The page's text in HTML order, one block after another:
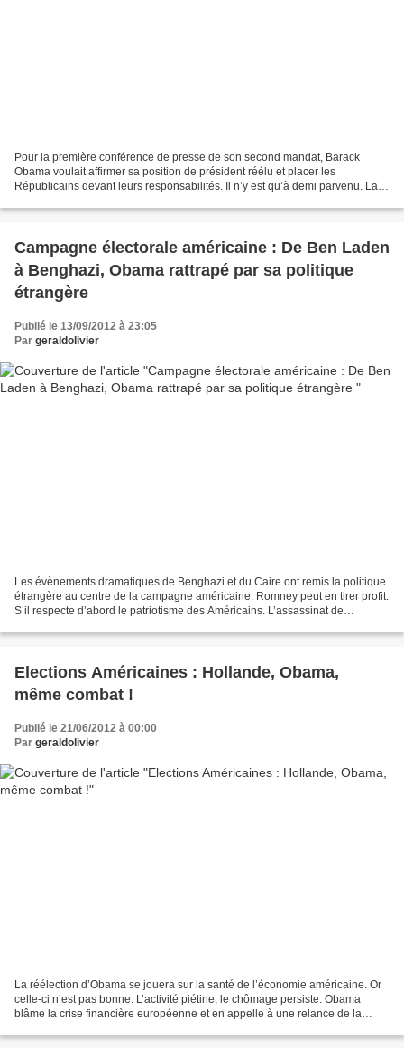
Pour la première conférence de presse de son second mandat, Barack
Obama voulait affirmer sa position de président réélu et placer les
Républicains devant leurs responsabilités. Il n’y est qu’à demi parvenu. La
Campagne électorale américaine : De Ben Laden
à Benghazi, Obama rattrapé par sa politique
étrangère
Publié le 13/09/2012 à 23:05
Par geraldolivier
Les évènements dramatiques de Benghazi et du Caire ont remis la politique
étrangère au centre de la campagne américaine. Romney peut en tirer profit.
S’il respecte d’abord le patriotisme des Américains. L’assassinat de
Elections Américaines : Hollande, Obama,
même combat !
Publié le 21/06/2012 à 00:00
Par geraldolivier
La réélection d’Obama se jouera sur la santé de l’économie américaine. Or
celle-ci n’est pas bonne. L’activité piétine, le chômage persiste. Obama
blâme la crise financière européenne et en appelle à une relance de la